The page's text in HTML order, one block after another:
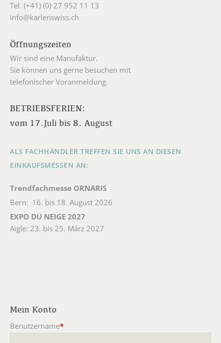
Tel. (+41) (0) 27 952 11 13
info@karlenswiss.ch
Öffnungszeiten
Wir sind eine Manufaktur.
Sie können uns gerne besuchen mit
telefonischer Voranmeldung.
BETRIEBSFERIEN:
vom 17.Juli bis 8. August
ALS FACHHÄNDLER TREFFEN SIE UNS AN DIESEN
EINKAUFSMESSEN AN:
Trendfachmesse ORNARIS
Bern: 16. bis 18. August 2026
EXPO DU NEIGE 2027
Aigle: 23. bis 25. März 2027
Mein Konto
Benutzername*